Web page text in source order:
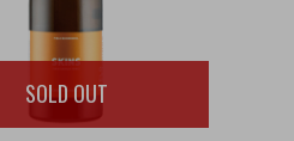
SOLD OUT